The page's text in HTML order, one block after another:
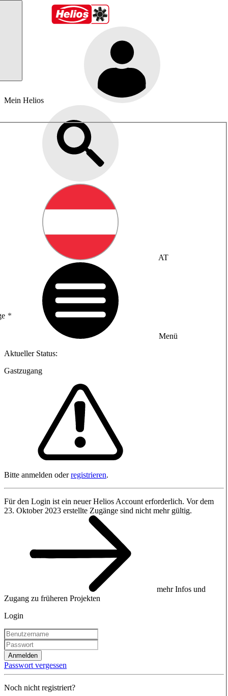
Mein Helios
AT
Menü
Aktueller Status:
Gastzugang
Bitte anmelden oderregistrieren.
Für den Login ist ein neuer Helios Account erforderlich. Vor dem
23. Oktober 2023 erstellte Zugänge sind nicht mehr gültig.
mehr Infos und
Zugang zu früheren Projekten
Login
Anmelden
Passwort vergessen
Noch nicht registriert?